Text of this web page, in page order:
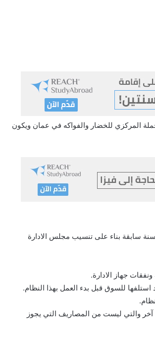
سنة سابقة بناء على تنسيب مجلس الادارة
والتي ليست من المصاريف التي يجوز